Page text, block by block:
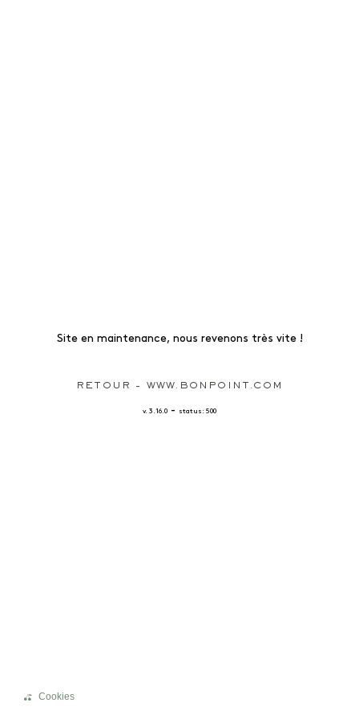
Site en maintenance, nous revenons très vite !
RETOUR - WWW.BONPOINT.COM
v. 3.16.0 - status: 500